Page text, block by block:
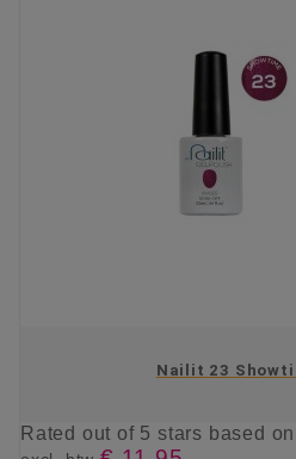
Nailit 23
Rated out of 5 stars based on